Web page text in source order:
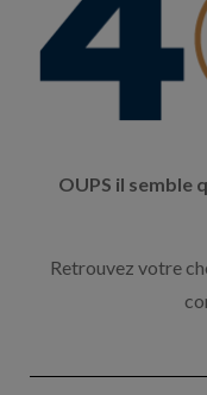
OUPS il semble
Retrouvez votre